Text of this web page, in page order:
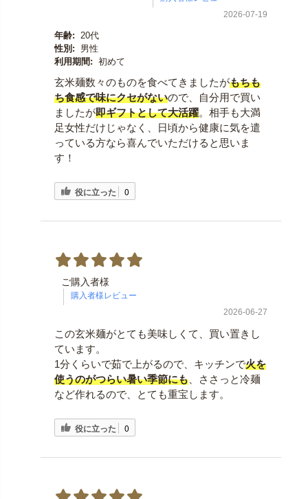
2026-07-19
年齢: 20代
性別:
男性
利用期間: 初めて
玄米麺数々のものを食べてきましたがもちも
ち食感で味にクセがないので、自分用で買い
ましたが即ギフトとして大活躍。相手も大満
足女性だけじゃなく、日頃から健康に気を遣
っている方なら喜んでいただけると思いま
す！
役に立った 0
ご購入者様
2026-06-27
この玄米麺がとても美味しくて、買い置きし
ています。
1分くらいで茹で上がるので、キッチンで火を
使うのがつらい暑い季節にも、ささっと冷麺
など作れるので、とても重宝します。
役に立った 0